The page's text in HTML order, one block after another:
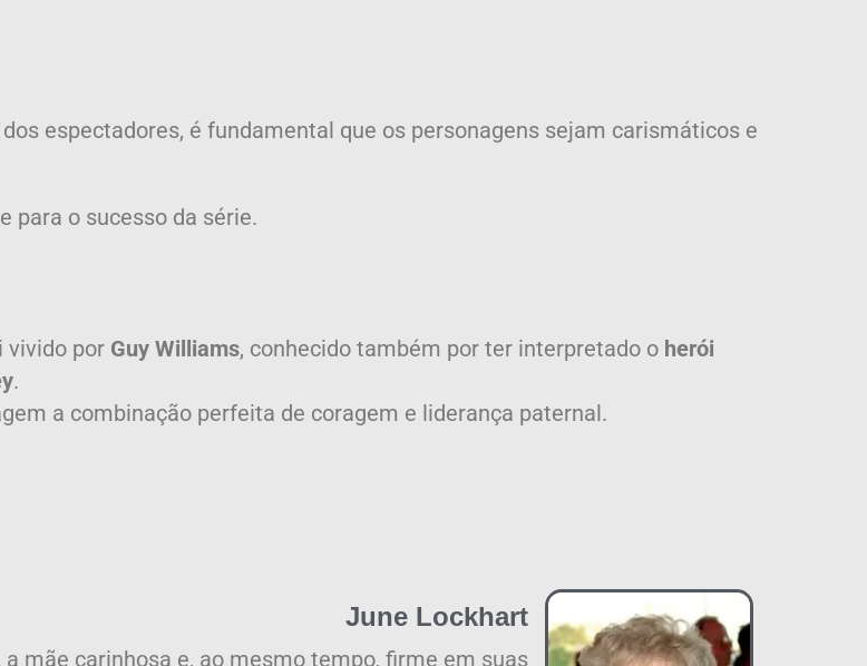
espectadores, é fundamental que os personagens sejam carismáticos e
para o sucesso da série.
vivido por Guy Williams, conhecido também por ter interpretado o herói
.
a combinação perfeita de coragem e liderança paternal.
June Lockhart
a mãe carinhosa e, ao mesmo tempo, firme em suas